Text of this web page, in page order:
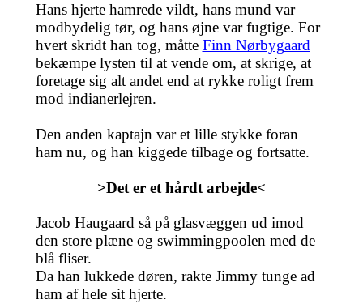
Hans hjerte hamrede vildt, hans mund var
modbydelig tør, og hans øjne var fugtige. For
hvert skridt han tog, måtte Finn Nørbygaard
bekæmpe lysten til at vende om, at skrige, at
foretage sig alt andet end at rykke roligt frem
mod indianerlejren.
Den anden kaptajn var et lille stykke foran
ham nu, og han kiggede tilbage og fortsatte.
>Det er et hårdt arbejde<
Jacob Haugaard så på glasvæggen ud imod
den store plæne og swimmingpoolen med de
blå fliser.
Da han lukkede døren, rakte Jimmy tunge ad
ham af hele sit hjerte.